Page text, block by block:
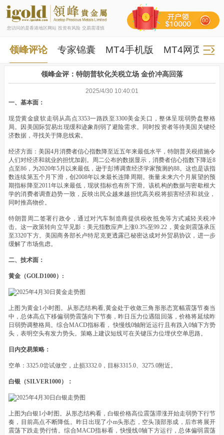
您访问的是香港地区网站 投资有风险 交易需谨慎
领峰评论 专家锦囊 MT4手机版 MT4网页版
领峰金评：特朗普软化关税立场 金价冲高回落
2025/4/30 10:40:01
一、基本面：
现货黄金疲软走弱从高点3353一路跌至3300美金关口，整体呈现弱势盘整格
局。因美国际贸易出现缓和迹象削弱了避险需求。同时投资者等待美国关键经
济数据，寻找关于降息线索。
经济方面：美国4月消费者信心指数降至近五年来最低水平，特朗普关税措施令
人们对经济和就业的担忧加剧。周二公布的数据显示，消费者信心指数下降近8
点至86，为2020年5月以来最低，逊于彭博调查经济学家预测的88。这也是该指
数连续第五个月下滑，创2008年以来最长连降周期。衡量未来六个月展望的预
期指标降至2011年以来最低，现状指标也有所下滑。该机构的数据与密歇根大
学的消费者调查趋势一致，反映出民众越来越担忧高关税将损害经济和就业，
同时推高物价。
特朗普周二签署行政令，通过对汽车制造商提供税收抵免等方式减轻关税冲
击。这一政策转向立竿见影：美元指数应声上涨0.3%至99.22，黄金则震荡承压
至3320下方。美国商务部长卢特尼克更透露已秘密达成对外贸易协议，进一步
缓解了市场焦虑。
二、技术面：
黄金（GOLD1000）:
上图为黄金1小时图。从形态结构看,黄金处于收敛三角形形态宽幅震荡节奏当
中，总体高点下移偏弱势震荡向下节奏，昨日压力位遇阻回落，价格将延续昨
日弱势调整格局。综合MACD指标看， 快慢线0轴附近运行且有跌入0轴下方势
头，表明空头有发力势头。策略上建议短线可在关键压力位埋伏空单思路。
日内交易策略：
空单：3325.0尝试做空，止损3332.0，目标3315.0、3275.0附近。
白银（SILVER1000）：
上图为白银1小时图。从形态结构看，白银价格高位震荡滞涨开始走弱势下行节
奏，目前高点不断降低。昨日出现了小m头形态，空头顶部形成，后市将展开
震荡下跌走势行情。综合MACD指标看，快慢线0轴下方运行，总体偏弱震荡